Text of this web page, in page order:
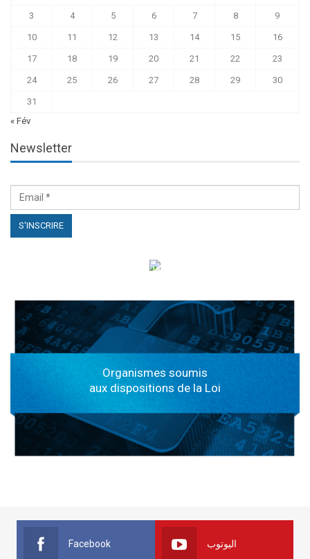
3 4 5 6 7 8 9
10 11 12 13 14 15 16
17 18 19 20 21 22 23
24 25 26 27 28 29 30
31
« Fév
Newsletter
الهياكل الخاضعة لقانون النفاذ إلى المعلومة
Organismes soumis
aux dispositions de la Loi
Facebook اليوتوب